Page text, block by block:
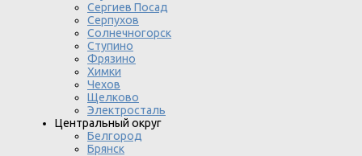
Сергиев Посад
Серпухов
Солнечногорск
Ступино
Фрязино
Химки
Чехов
Щелково
Электросталь
Центральный округ
Белгород
Брянск